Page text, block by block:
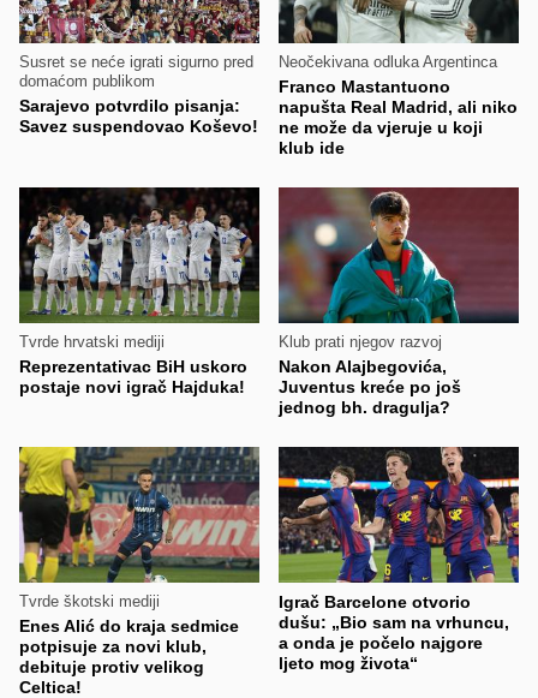
Susret se neće igrati sigurno pred
domaćom publikom
Sarajevo potvrdilo pisanja:
Savez suspendovao Koševo!
Neočekivana odluka Argentinca
Franco Mastantuono
napušta Real Madrid, ali niko
ne može da vjeruje u koji
klub ide
Tvrde hrvatski mediji
Reprezentativac BiH uskoro
postaje novi igrač Hajduka!
Klub prati njegov razvoj
Nakon Alajbegovića,
Juventus kreće po još
jednog bh. dragulja?
Tvrde škotski mediji
Enes Alić do kraja sedmice
potpisuje za novi klub,
debituje protiv velikog
Celtica!
Igrač Barcelone otvorio
dušu: „Bio sam na vrhuncu,
a onda je počelo najgore
ljeto mog života“